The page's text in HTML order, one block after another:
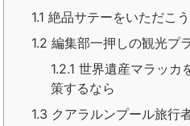
1.1 絶品サテーをいただこう
1.2 編集部一押しの観光プ
1.2.1 世界遺産マラッカ
策するなら
1.3 クアラルンプール旅行